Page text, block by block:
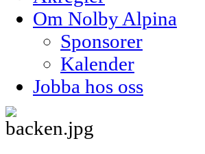
Om Nolby Alpina
Sponsorer
Kalender
Jobba hos oss